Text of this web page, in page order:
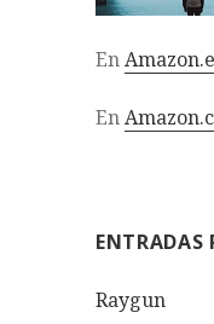
En
En
ENTRADAS
Raygun